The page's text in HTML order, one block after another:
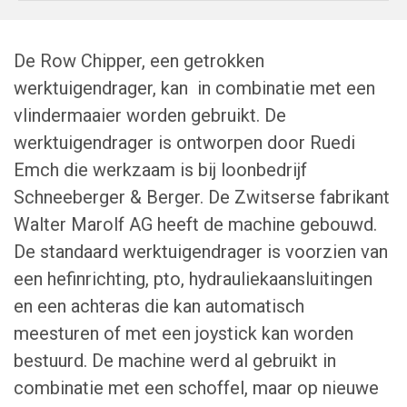
De Row Chipper, een getrokken
werktuigendrager, kan in combinatie met een
vlindermaaier worden gebruikt. De
werktuigendrager is ontworpen door Ruedi
Emch die werkzaam is bij loonbedrijf
Schneeberger & Berger. De Zwitserse fabrikant
Walter Marolf AG heeft de machine gebouwd.
De standaard werktuigendrager is voorzien van
een hefinrichting, pto, hydrauliekaansluitingen
en een achteras die kan automatisch
meesturen of met een joystick kan worden
bestuurd. De machine werd al gebruikt in
combinatie met een schoffel, maar op nieuwe